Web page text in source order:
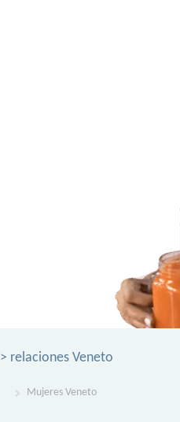
> relaciones Veneto
Mujeres Veneto